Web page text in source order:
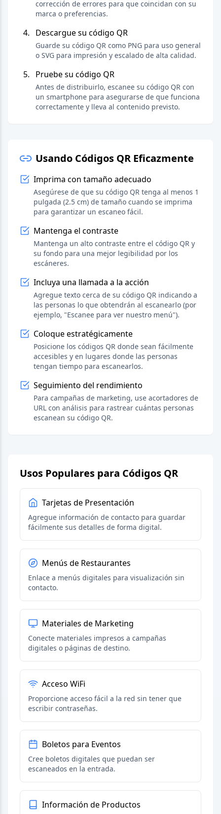
corrección de errores para que coincidan con su
marca o preferencias.
Descargue su código QR
Guarde su código QR como PNG para uso general
o SVG para impresión y escalado de alta calidad.
Pruebe su código QR
Antes de distribuirlo, escanee su código QR con
un smartphone para asegurarse de que funciona
correctamente y lleva al contenido previsto.
Usando Códigos QR Eficazmente
Imprima con tamaño adecuado
Asegúrese de que su código QR tenga al menos 1
pulgada (2.5 cm) de tamaño cuando se imprima
para garantizar un escaneo fácil.
Mantenga el contraste
Mantenga un alto contraste entre el código QR y
su fondo para una mejor legibilidad por los
escáneres.
Incluya una llamada a la acción
Agregue texto cerca de su código QR indicando a
las personas lo que obtendrán al escanearlo (por
ejemplo, "Escanee para ver nuestro menú").
Coloque estratégicamente
Posicione los códigos QR donde sean fácilmente
accesibles y en lugares donde las personas
tengan tiempo para escanearlos.
Seguimiento del rendimiento
Para campañas de marketing, use acortadores de
URL con análisis para rastrear cuántas personas
escanean su código QR.
Usos Populares para Códigos QR
Tarjetas de Presentación
Agregue información de contacto para guardar
fácilmente sus detalles de forma digital.
Menús de Restaurantes
Enlace a menús digitales para visualización sin
contacto.
Materiales de Marketing
Conecte materiales impresos a campañas
digitales o páginas de destino.
Acceso WiFi
Proporcione acceso fácil a la red sin tener que
escribir contraseñas.
Boletos para Eventos
Cree boletos digitales que puedan ser
escaneados en la entrada.
Información de Productos